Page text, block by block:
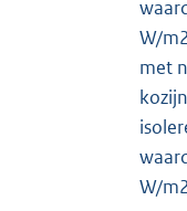
W/
met
W/